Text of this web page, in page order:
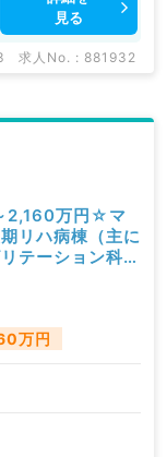
見る
求人No. : 881932
2,160万円☆マ
リハ病棟（主に
テーション科／
万円